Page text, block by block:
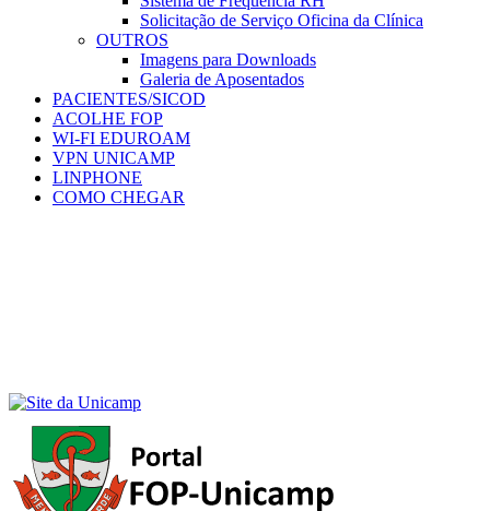
Solicitação de Serviço Oficina da Clínica
OUTROS
Imagens para Downloads
Galeria de Aposentados
PACIENTES/SICOD
ACOLHE FOP
WI-FI EDUROAM
VPN UNICAMP
LINPHONE
COMO CHEGAR